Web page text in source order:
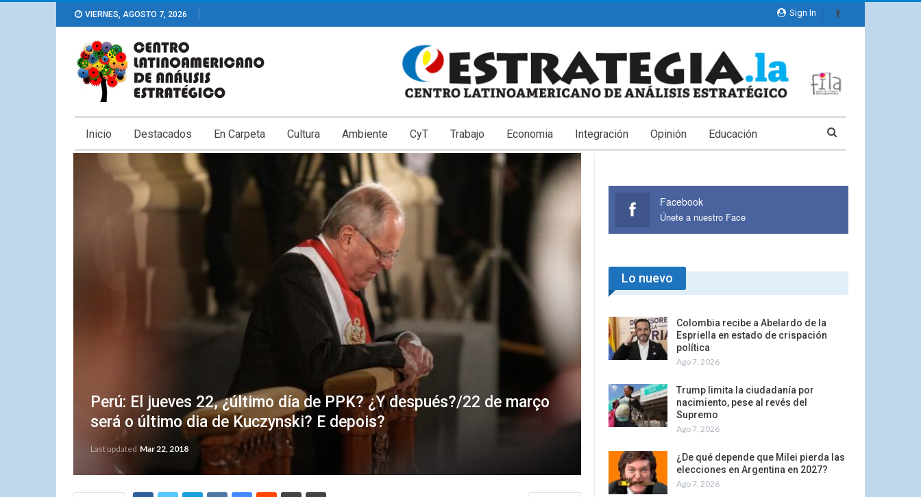
Sign In
VIERNES, AGOSTO 7, 2026
Inicio Destacados En Carpeta Cultura Ambiente CyT Trabajo Economia Integración Opinión Educación
Perú: El jueves 22, ¿último día de PPK? ¿Y después?/22 de março
será o último dia de Kuczynski? E depois?
Last updated Mar 22, 2018
Facebook
Únete a nuestro Face
Lo nuevo
Colombia recibe a Abelardo de la
Espriella en estado de crispación
política
Ago 7, 2026
Trump limita la ciudadanía por
nacimiento, pese al revés del
Supremo
Ago 7, 2026
¿De qué depende que Milei pierda las
elecciones en Argentina en 2027?
Ago 7, 2026